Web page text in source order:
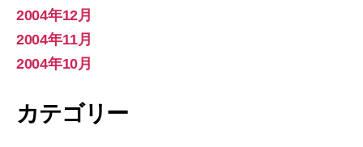
2004年12月
2004年11月
2004年10月
カテゴリー